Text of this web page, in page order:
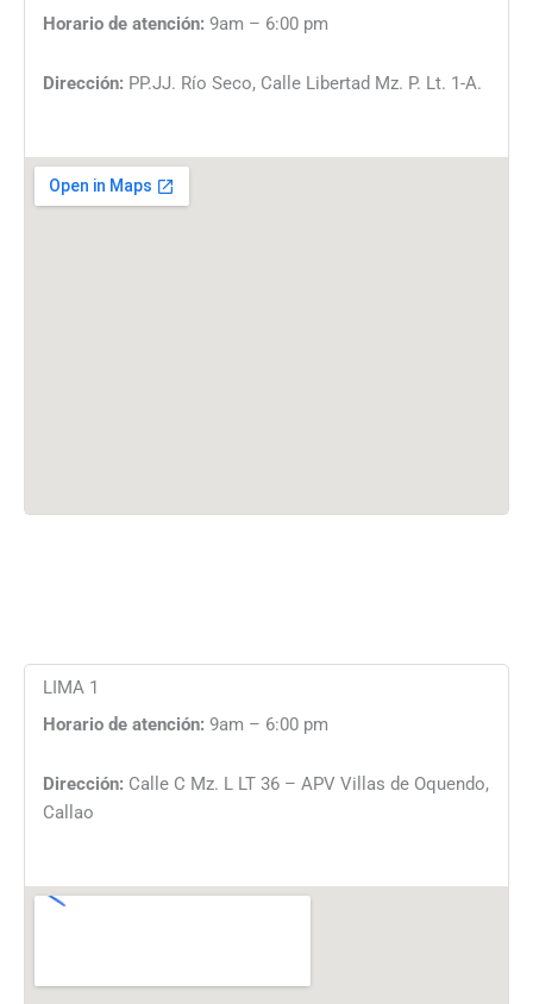
Horario de atención: 9am – 6:00 pm
Dirección: PP.JJ. Río Seco, Calle Libertad Mz. P. Lt. 1-A.
LIMA 1
Horario de atención: 9am – 6:00 pm
Dirección: Calle C Mz. L LT 36 – APV Villas de Oquendo,
Callao